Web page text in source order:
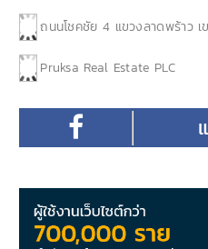
ถนนโชคชัย 4 แขวงลาดพร้าว
Pruksa Real Estate PLC